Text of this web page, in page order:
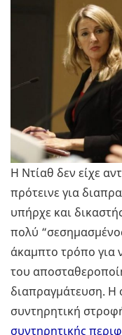
Η Ντίαθ δεν είχε
πρότεινε για
υπήρχε και
πολύ
άκαμπτο τρόπο για
του
διαπραγμάτευση. Η
συντηρητική
συντηρητικής